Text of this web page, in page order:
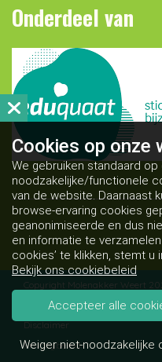
Onderdeel van
Copyright Molenakker Weert
Algemene voorwaarden
Disclaimer
Privacybeleid
Cookies op onze
We gebruiken standaard
noodzakelijke/functionele
van de website. Daarnaast
browse-ervaring cookies
geanonimiseerde en dus
en informatie te
cookies’ te klikken, stemt u
Bekijk ons cookiebeleid
Accepteer alle
Weiger niet-noodzakelijke